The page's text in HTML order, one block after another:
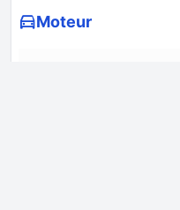
Moteur